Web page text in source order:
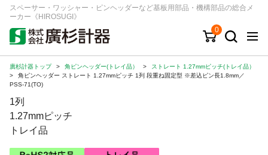
スペーサー・ワッシャー・ピンヘッダーなど基板用部品・機構部品の総合メ
ーカー《HIROSUGI》
0
キーワード 品番/シリーズ
商品カテゴリから探す
ジャンルから探す
シリーズから探す
廣杉計器トップ > 角ピンヘッダー(トレイ品） >
ストレート 1.27mmピッチ(トレイ品）
>
角ピンヘッダー ストレート 1.27mmピッチ 1列 段重ね固定型 ※差込ピン長1.8mm／
PSS-71(TO)
1列
1.27mmピッチ
トレイ品